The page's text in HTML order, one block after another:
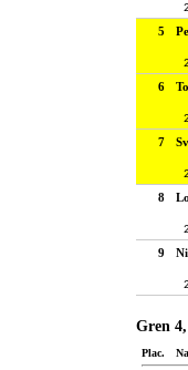
5
6
7
8
9
Gren
Plac.